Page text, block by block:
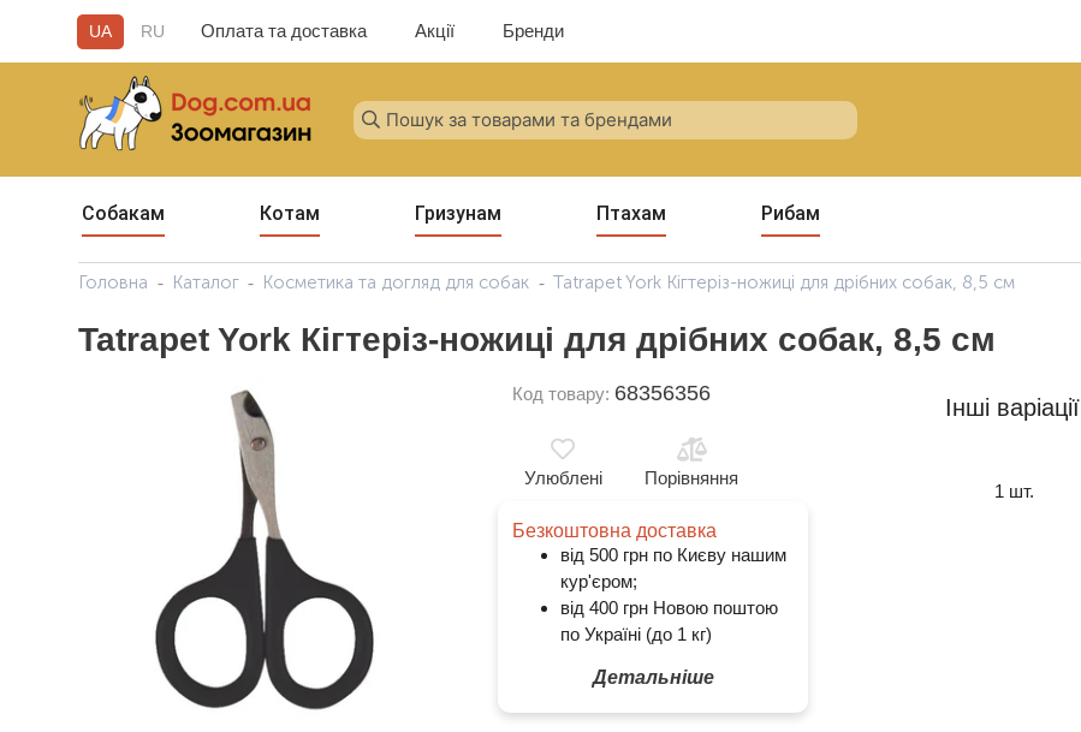
UA RU Оплата та доставка Акції Бренди
Собакам Котам Гризунам Птахам Рибам
Головна Каталог Косметика та догляд для собак Tatrapet York Кігтеріз-ножиці для дрібних собак, 8,5 см
Tatrapet York Кігтеріз-ножиці для дрібних собак, 8,5 см
Код товару: 68356356
Улюблені Порівняння
Безкоштовна доставка
від 500 грн по Києву нашим
кур'єром;
від 400 грн Новою поштою
по Україні (до 1 кг)
Детальніше
Інші варіації
1 шт.